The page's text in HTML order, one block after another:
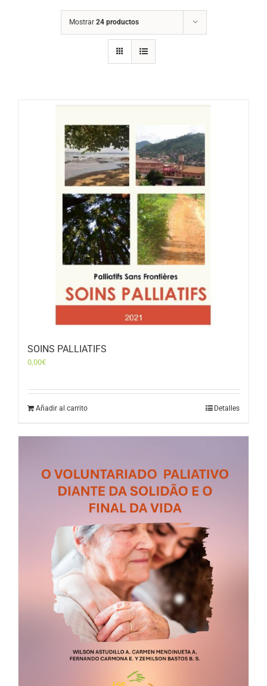
Mostrar 24 productos
SOINS PALLIATIFS
0,00€
Añadir al carrito Detalles